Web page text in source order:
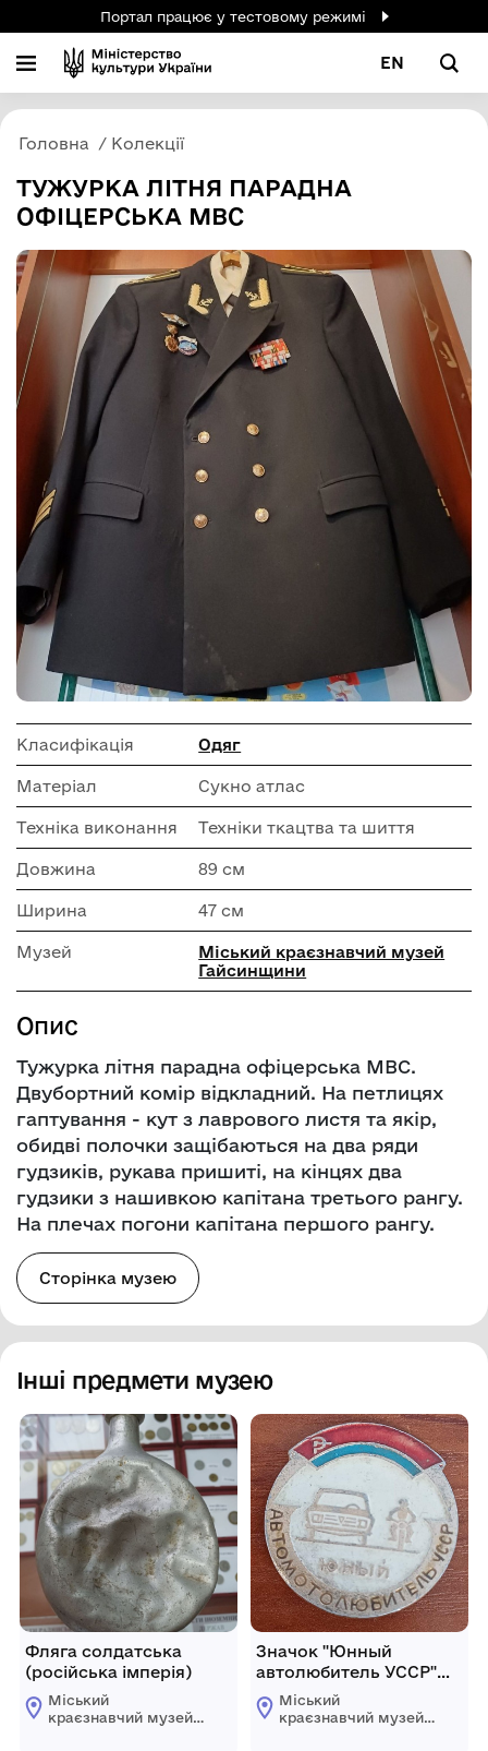
Портал працює у тестовому режимі
EN
Головна Колекції
ТУЖУРКА ЛІТНЯ ПАРАДНА
ОФІЦЕРСЬКА МВС
Класифікація Одяг
Матеріал Сукно атлас
Техніка виконання Техніки ткацтва та шиття
Довжина 89 см
Ширина 47 см
Музей
Міський краєзнавчий музей
Гайсинщини
Опис
Тужурка літня парадна офіцерська МВС.
Двубортний комір відкладний. На петлицях
гаптування - кут з лаврового листя та якір,
обидві полочки защібаються на два ряди
гудзиків, рукава пришиті, на кінцях два
гудзики з нашивкою капітана третього рангу.
На плечах погони капітана першого рангу.
Сторінка музею
Інші предмети музею
Фляга солдатська
(російська імперія)
Міський
краєзнавчий музей
Значок "Юнный
автолюбитель УССР"
70-80 роки ХХ ст.
Міський
краєзнавчий музей